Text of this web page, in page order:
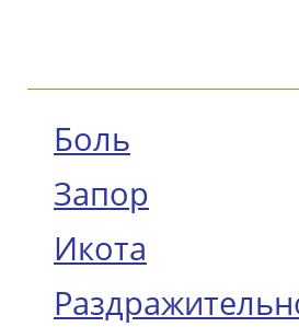
Боль
Запор
Икота